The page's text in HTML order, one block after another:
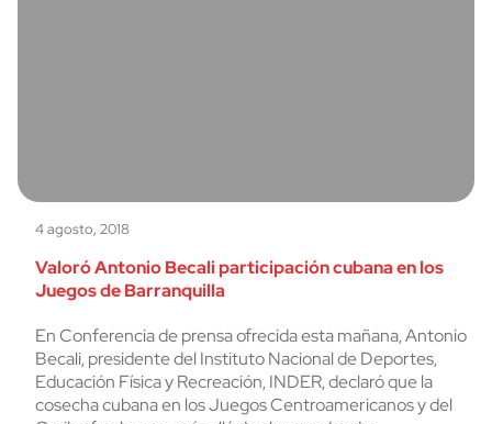
4 agosto, 2018
Valoró Antonio Becali participación cubana en los
Juegos de Barranquilla
En Conferencia de prensa ofrecida esta mañana, Antonio
Becali, presidente del Instituto Nacional de Deportes,
Educación Física y Recreación, INDER, declaró que la
cosecha cubana en los Juegos Centroamericanos y del